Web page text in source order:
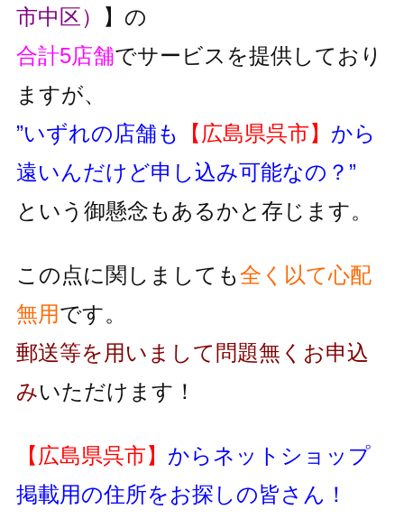
市中区）
】の
合計5店舗でサービスを提供しており
ますが、
”いずれの店舗も
【広島県呉市】 から
遠いんだけど申し込み可能なの？”
という御懸念もあるかと存じます。
この点に関しましても全く以て心配
無用です。
郵送等を用いまして問題無くお申込
みいただけます！
【広島県呉市】 からネットショップ
掲載用の住所をお探しの皆さん！